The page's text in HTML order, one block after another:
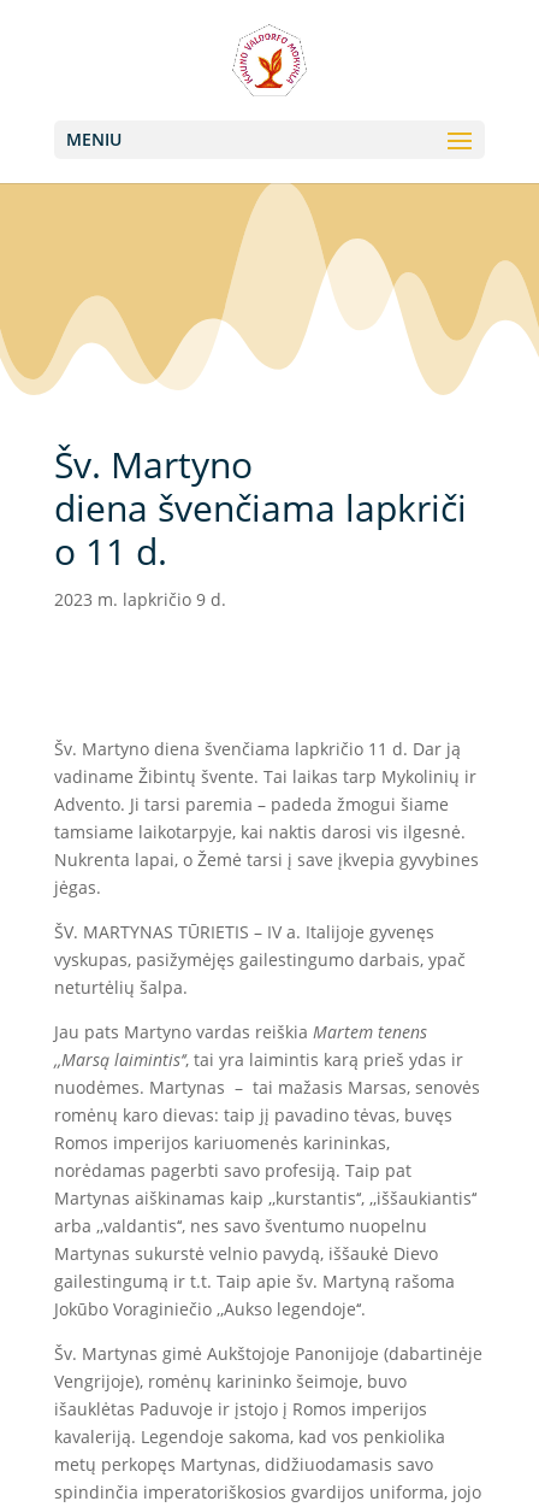
MENIU
Šv. Martyno
diena švenčiama lapkriči
o 11 d.
2023 m. lapkričio 9 d.
Šv. Martyno diena švenčiama lapkričio 11 d. Dar ją
vadiname Žibintų švente. Tai laikas tarp Mykolinių ir
Advento. Ji tarsi paremia – padeda žmogui šiame
tamsiame laikotarpyje, kai naktis darosi vis ilgesnė.
Nukrenta lapai, o Žemė tarsi į save įkvepia gyvybines
jėgas.
ŠV. MARTYNAS TŪRIETIS – IV a. Italijoje gyvenęs
vyskupas, pasižymėjęs gailestingumo darbais, ypač
neturtėlių šalpa.
Jau pats Martyno vardas reiškia Martem tenens
,,Marsą laimintis‘‘, tai yra laimintis karą prieš ydas ir
nuodėmes. Martynas – tai mažasis Marsas, senovės
romėnų karo dievas: taip jį pavadino tėvas, buvęs
Romos imperijos kariuomenės karininkas,
norėdamas pagerbti savo profesiją. Taip pat
Martynas aiškinamas kaip ,,kurstantis‘‘, ,,iššaukiantis‘‘
arba ,,valdantis‘‘, nes savo šventumo nuopelnu
Martynas sukurstė velnio pavydą, iššaukė Dievo
gailestingumą ir t.t. Taip apie šv. Martyną rašoma
Jokūbo Voraginiečio ,,Aukso legendoje‘‘.
Šv. Martynas gimė Aukštojoje Panonijoje (dabartinėje
Vengrijoje), romėnų karininko šeimoje, buvo
išauklėtas Paduvoje ir įstojo į Romos imperijos
kavaleriją. Legendoje sakoma, kad vos penkiolika
metų perkopęs Martynas, didžiuodamasis savo
spindinčia imperatoriškosios gvardijos uniforma, jojo